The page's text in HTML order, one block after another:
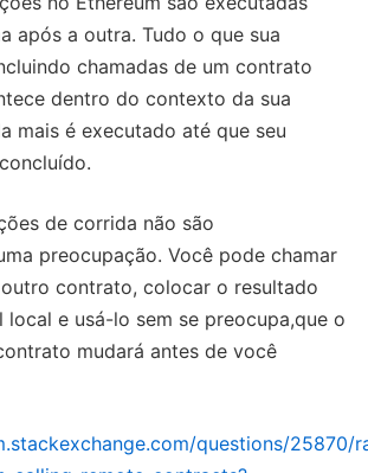
após a outra. Tudo o que sua
chamadas de um contrato
dentro do contexto da sua
mais é executado até que seu
de corrida não são
preocupação. Você pode chamar
contrato, colocar o resultado
local e usá-lo sem se preocupa,que o
mudará antes de você
questions/25870/